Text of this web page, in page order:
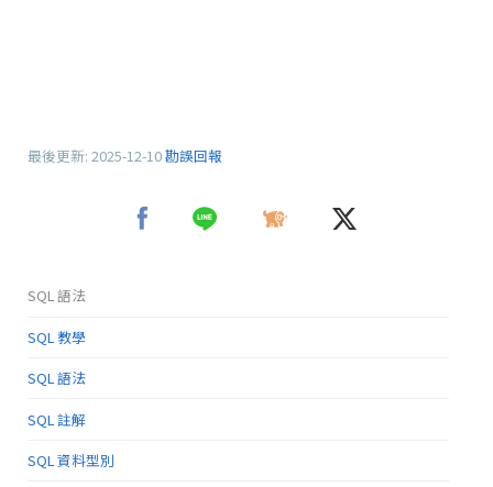
最後更新: 2025-12-10勘誤回報
SQL 語法
SQL 教學
SQL 語法
SQL 註解
SQL 資料型別